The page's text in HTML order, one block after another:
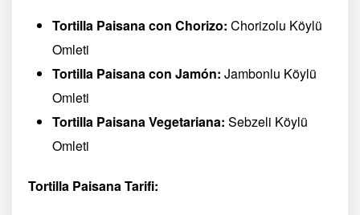
Tortilla Paisana con Chorizo: Chorizolu Köylü
Omleti
Tortilla Paisana con Jamón: Jambonlu Köylü
Omleti
Tortilla Paisana Vegetariana: Sebzeli Köylü
Omleti
Tortilla Paisana Tarifi: